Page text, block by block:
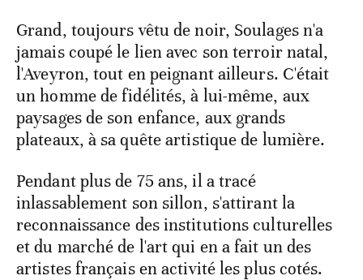
Grand, toujours vêtu de noir, Soulages n'a
jamais coupé le lien avec son terroir natal,
l'Aveyron, tout en peignant ailleurs. C'était
un homme de fidélités, à lui-même, aux
paysages de son enfance, aux grands
plateaux, à sa quête artistique de lumière.
Pendant plus de 75 ans, il a tracé
inlassablement son sillon, s'attirant la
reconnaissance des institutions culturelles
et du marché de l'art qui en a fait un des
artistes français en activité les plus cotés.